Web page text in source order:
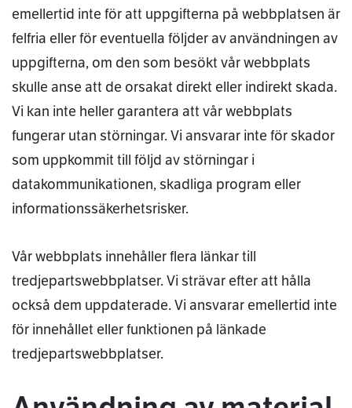
emellertid inte för att uppgifterna på webbplatsen är
felfria eller för eventuella följder av användningen av
uppgifterna, om den som besökt vår webbplats
skulle anse att de orsakat direkt eller indirekt skada.
Vi kan inte heller garantera att vår webbplats
fungerar utan störningar. Vi ansvarar inte för skador
som uppkommit till följd av störningar i
datakommunikationen, skadliga program eller
informationssäkerhetsrisker.
Vår webbplats innehåller flera länkar till
tredjepartswebbplatser. Vi strävar efter att hålla
också dem uppdaterade. Vi ansvarar emellertid inte
för innehållet eller funktionen på länkade
tredjepartswebbplatser.